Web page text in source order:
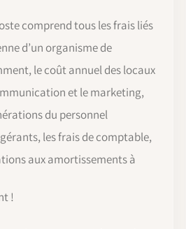
comprend tous les frais liés
d’un organisme de
le coût annuel des locaux
et le marketing,
du personnel
les frais de comptable,
aux amortissements à
!